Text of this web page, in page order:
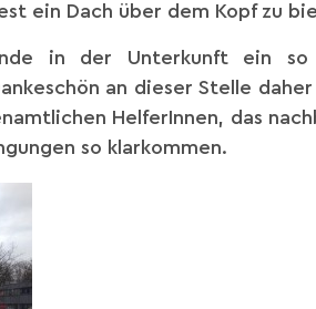
ein Dach über dem Kopf zu
in der Unterkunft ein
an dieser Stelle
HelferInnen, das
so klarkommen.